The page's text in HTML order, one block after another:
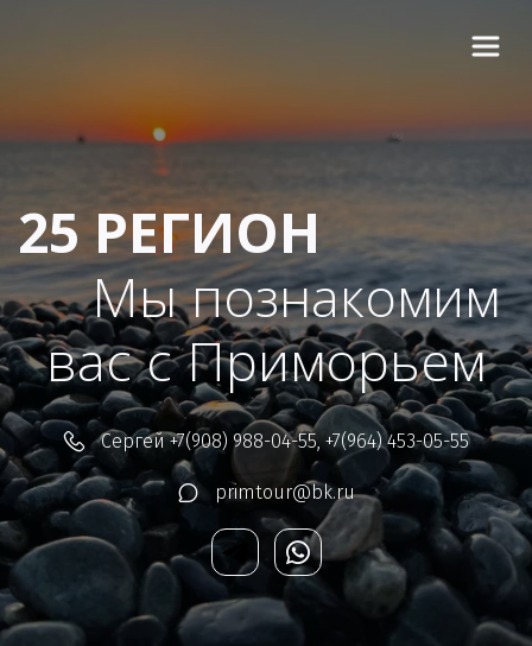
25 РЕГИОН
Мы познакомим
вас с Приморьем
Сергей +7(908) 988-04-55,+7(964) 453-05-55
primtour@bk.ru